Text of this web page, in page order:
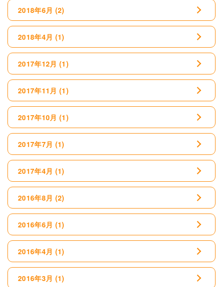
2018年6月 (2)
2018年4月 (1)
2017年12月 (1)
2017年11月 (1)
2017年10月 (1)
2017年7月 (1)
2017年4月 (1)
2016年8月 (2)
2016年6月 (1)
2016年4月 (1)
2016年3月 (1)